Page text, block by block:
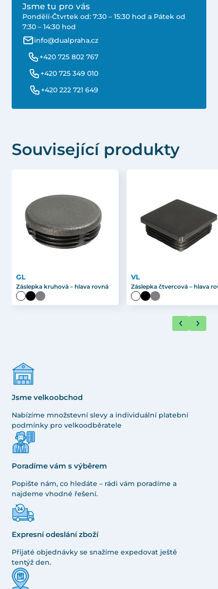
Jsme tu pro vás
Pondělí-Čtvrtek od: 7:30 – 15:30 hod a Pátek od
7:30 – 14:30 hod
info@dualpraha.cz
+420 725 802 767
+420 725 349 010
+420 222 721 649
Související produkty
GL
Záslepka kruhová – hlava rovná
VL
Záslepka čtvercová – hlava
Jsme velkoobchod
Nabízíme množstevní slevy a individuální platební
podmínky pro velkoodběratele
Poradíme vám s výběrem
Popište nám, co hledáte – rádi vám poradíme a
najdeme vhodné řešení.
Expresní odeslání zboží
Přijaté objednávky se snažíme expedovat ještě
tentýž den.